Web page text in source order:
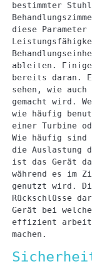
bestimmter
diese
ableiten.
bereits daran.
sehen, wie auch
gemacht wird.
wie häufig
einer Turbine
Wie häufig
die Auslastung
ist das Gerät
während es im
genutzt wird.
Rückschlüsse
Gerät bei
effizient
machen.